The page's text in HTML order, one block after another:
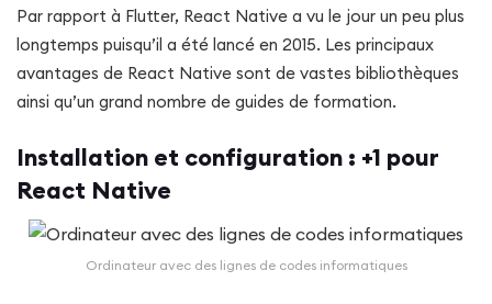
Par rapport à Flutter, React Native a vu le jour un peu plus
longtemps puisqu’il a été lancé en 2015. Les principaux
avantages de React Native sont de vastes bibliothèques
ainsi qu’un grand nombre de guides de formation.
Installation et configuration : +1 pour
React Native
Ordinateur avec des lignes de codes informatiques